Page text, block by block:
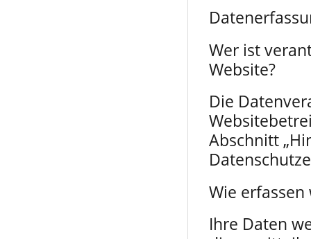
Wer ist
Website?
Die
Abschnitt
Wie
Ihre Daten